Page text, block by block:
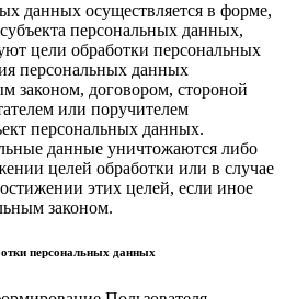
данных осуществляется в форме,
персональных данных,
цели обработки персональных
персональных данных
законом, договором, стороной
или поручителем
персональных данных.
данные уничтожаются либо
целей обработки или в случае
этих целей, если иное
законом.
персональных данных